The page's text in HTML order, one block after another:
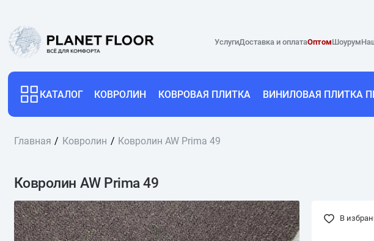
УслугиДоставка и оплатаОптомШоурум
КАТАЛОГ КОВРОЛИН КОВРОВАЯ ПЛИТКА ВИНИЛОВАЯ ПЛИТКА
Главная Ковролин Ковролин AW Prima 49
Ковролин AW Prima 49
В